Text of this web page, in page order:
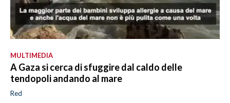
MULTIMEDIA
A Gaza si cerca di sfuggire dal caldo delle
tendopoli andando al mare
Red